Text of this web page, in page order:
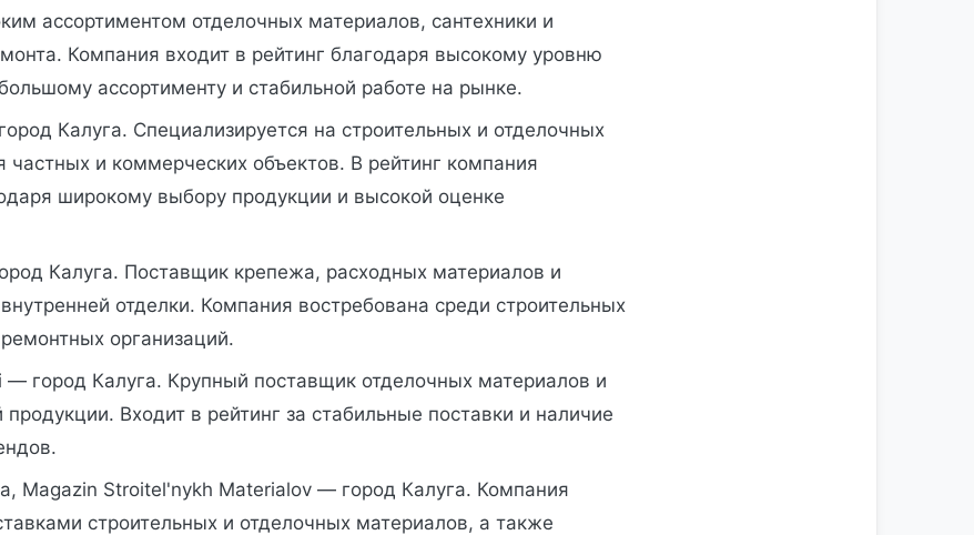
ассортиментом отделочных материалов, сантехники и
Компания входит в рейтинг благодаря высокому уровню
ассортименту и стабильной работе на рынке.
Калуга. Специализируется на строительных и отделочных
частных и коммерческих объектов. В рейтинг компания
широкому выбору продукции и высокой оценке
Калуга. Поставщик крепежа, расходных материалов и
отделки. Компания востребована среди строительных
организаций.
— город Калуга. Крупный поставщик отделочных материалов и
Входит в рейтинг за стабильные поставки и наличие
Magazin Stroitel'nykh Materialov — город Калуга. Компания
строительных и отделочных материалов, а также